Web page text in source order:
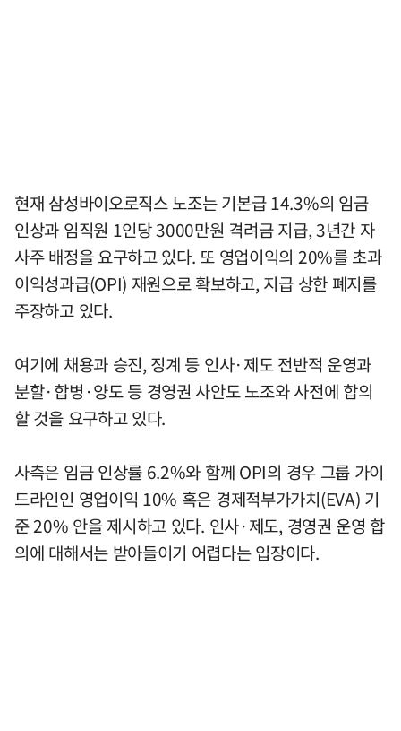
현재 삼성바이오로직스 노조는 기본급 14.3%의 임금
인상과 임직원 1인당 3000만원 격려금 지급, 3년간 자
사주 배정을 요구하고 있다. 또 영업이익의 20%를 초과
이익성과급(OPI) 재원으로 확보하고, 지급 상한 폐지를
주장하고 있다.
여기에 채용과 승진, 징계 등 인사·제도 전반적 운영과
분할·합병·양도 등 경영권 사안도 노조와 사전에 합의
할 것을 요구하고 있다.
사측은 임금 인상률 6.2%와 함께 OPI의 경우 그룹 가이
드라인인 영업이익 10% 혹은 경제적부가가치(EVA) 기
준 20% 안을 제시하고 있다. 인사·제도, 경영권 운영 합
의에 대해서는 받아들이기 어렵다는 입장이다.